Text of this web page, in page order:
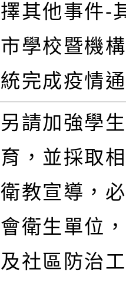
擇其他事件-
市學校暨機
統完成疫情
另請加強學
育，並採取
衛教宣導，
會衛生單位
及社區防治